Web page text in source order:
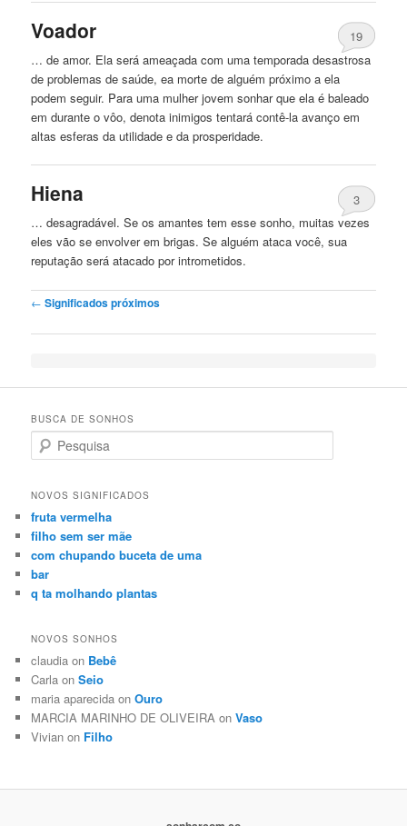
Voador
19
… de amor. Ela será ameaçada com uma temporada desastrosa
de problemas de saúde, ea morte dealguém próximo a ela
podem seguir. Para uma mulher jovem sonhar que ela é baleado
em durante o vôo, denota inimigos tentará contê-la avanço em
altas esferas da utilidade e da prosperidade.
Hiena
3
… desagradável. Se os amantes tem esse sonho, muitas vezes
eles vão se envolver em brigas. Sealguém ataca você, sua
reputação será atacado por intrometidos.
Post navigation
← Significados próximos
BUSCA DE SONHOS
Search
NOVOS SIGNIFICADOS
fruta vermelha
filho sem ser mãe
com chupando buceta de uma
bar
q ta molhando plantas
NOVOS SONHOS
claudia on Bebê
Carla onSeio
maria aparecida onOuro
MARCIA MARINHO DE OLIVEIRA onVaso
Vivian on Filho